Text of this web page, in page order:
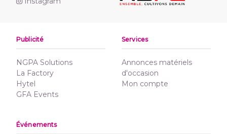
Publicité
NGPA Solutions
La Factory
Hytel
GFA Events
Services
Annonces matériels
d'occasion
Mon compte
Événements